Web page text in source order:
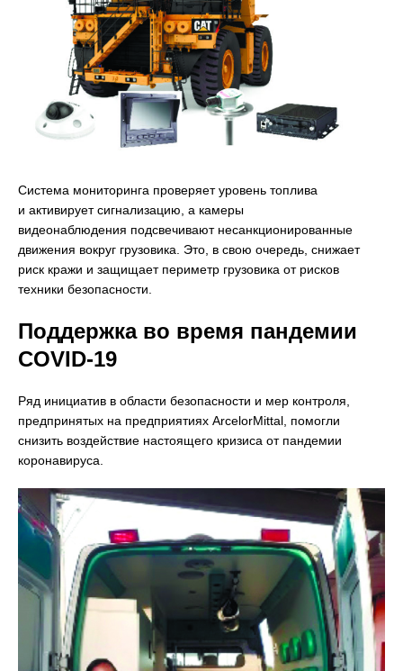
Система мониторинга проверяет уровень топлива
и активирует сигнализацию, а камеры
видеонаблюдения подсвечивают несанкционированные
движения вокруг грузовика. Это, в свою очередь, снижает
риск кражи и защищает периметр грузовика от рисков
техники безопасности.
Поддержка во время пандемии
COVID-19
Ряд инициатив в области безопасности и мер контроля,
предпринятых на предприятиях ArcelorMittal, помогли
снизить воздействие настоящего кризиса от пандемии
коронавируса.